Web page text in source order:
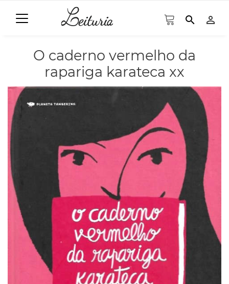
search person_outline
O caderno vermelho da
rapariga karateca xx